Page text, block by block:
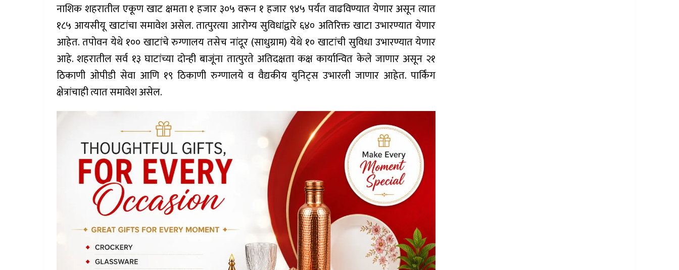
नाशिक शहरातील एकूण खाट क्षमता १ हजार ३०५ वरून १ हजार ९४५ पर्यंत वाढविण्यात येणार असून त्यात
१८५ आयसीयू खाटांचा समावेश असेल. तात्पुरत्या आरोग्य सुविधांद्वारे ६४० अतिरिक्त खाटा उभारण्यात येणार
आहेत. तपोवन येथे १०० खाटांचे रुग्णालय तसेच नांदूर (साधुग्राम) येथे १० खाटांची सुविधा उभारण्यात येणार
आहे. शहरातील सर्व १३ घाटांच्या दोन्ही बाजूंना तात्पुरते अतिदक्षता कक्ष कार्यान्वित केले जाणार असून २१
ठिकाणी ओपीडी सेवा आणि १९ ठिकाणी रुग्णालये व वैद्यकीय युनिट्स उभारली जाणार आहेत. पार्किंग
क्षेत्रांचाही त्यात समावेश असेल.